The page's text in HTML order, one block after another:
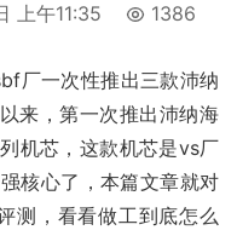
上午11:35 1386
厂一次性推出三款沛纳
来，第一次推出沛纳海
机芯，这款机芯是vs厂
核心了，本篇文章就对
测，看看做工到底怎么